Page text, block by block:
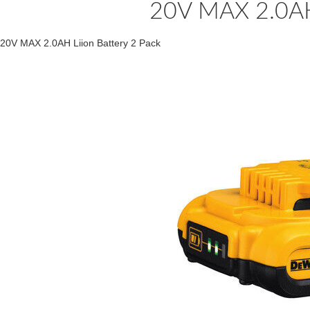
20V MAX
20V MAX 2.0AH Liion Battery 2 Pack